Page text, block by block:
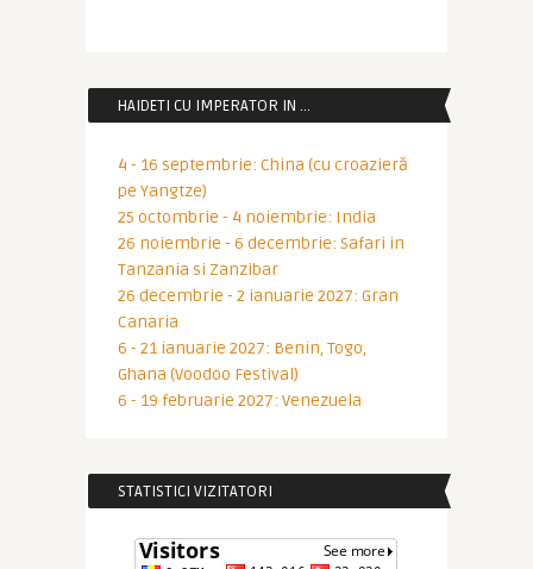
HAIDETI CU IMPERATOR IN …
4 - 16 septembrie: China (cu croazieră
pe Yangtze)
25 octombrie - 4 noiembrie: India
26 noiembrie - 6 decembrie: Safari in
Tanzania si Zanzibar
26 decembrie - 2 ianuarie 2027: Gran
Canaria
6 - 21 ianuarie 2027: Benin, Togo,
Ghana (Voodoo Festival)
6 - 19 februarie 2027: Venezuela
STATISTICI VIZITATORI